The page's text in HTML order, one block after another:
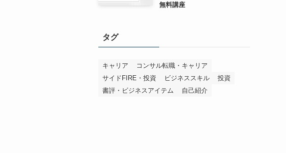
無料講座
タグ
キャリア
コンサル転職・キャリア
サイドFIRE・投資
ビジネススキル
投資
書評・ビジネスアイテム
自己紹介